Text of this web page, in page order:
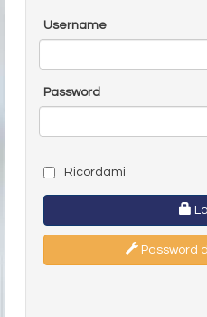
Username
Password
Ricordami
Password